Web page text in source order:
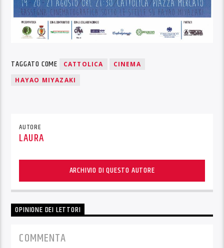
TAGGATO COME CATTOLICA
CINEMA
HAYAO MIYAZAKI
AUTORE
LAURA
ARCHIVIO DI QUESTO AUTORE
OPINIONE DEI LETTORI
COMMENTA